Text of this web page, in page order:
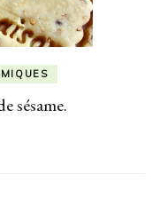
sésame.